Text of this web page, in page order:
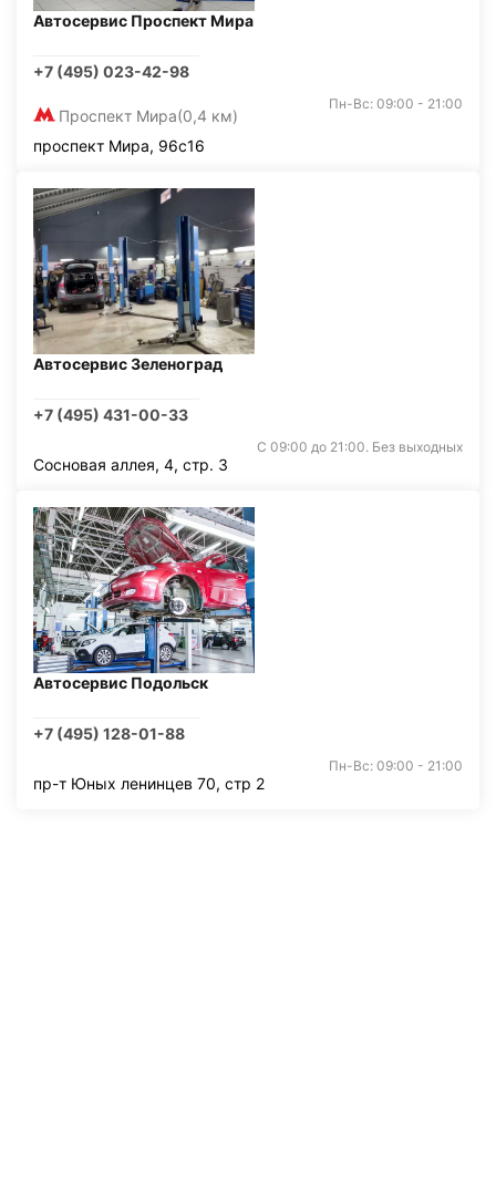
Автосервис Проспект Мира
+7 (495) 023-42-98
Проспект Мира(0,4 км)
Пн-Вс: 09:00 - 21:00
проспект Мира, 96с16
Автосервис Зеленоград
+7 (495) 431-00-33
С 09:00 до 21:00. Без выходных
Сосновая аллея, 4, стр. 3
Автосервис Подольск
+7 (495) 128-01-88
Пн-Вс: 09:00 - 21:00
пр-т Юных ленинцев 70, стр 2